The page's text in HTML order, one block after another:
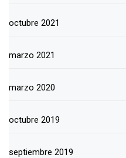
octubre 2021
marzo 2021
marzo 2020
octubre 2019
septiembre 2019